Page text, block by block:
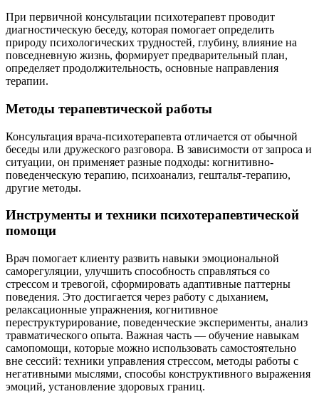
При первичной консультации психотерапевт проводит
диагностическую беседу, которая помогает определить
природу психологических трудностей, глубину, влияние на
повседневную жизнь, формирует предварительный план,
определяет продолжительность, основные направления
терапии.
Методы терапевтической работы
Консультация врача-психотерапевта отличается от обычной
беседы или дружеского разговора. В зависимости от запроса и
ситуации, он применяет разные подходы: когнитивно-
поведенческую терапию, психоанализ, гештальт-терапию,
другие методы.
Инструменты и техники психотерапевтической
помощи
Врач помогает клиенту развить навыки эмоциональной
саморегуляции, улучшить способность справляться со
стрессом и тревогой, сформировать адаптивные паттерны
поведения. Это достигается через работу с дыханием,
релаксационные упражнения, когнитивное
переструктурирование, поведенческие эксперименты, анализ
травматического опыта. Важная часть — обучение навыкам
самопомощи, которые можно использовать самостоятельно
вне сессий: техники управления стрессом, методы работы с
негативными мыслями, способы конструктивного выражения
эмоций, установление здоровых границ.